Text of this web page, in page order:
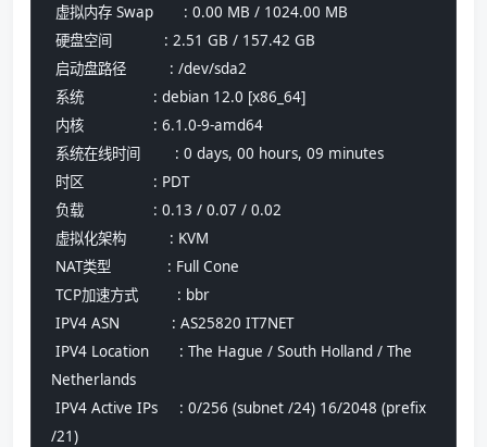
虚拟内存 Swap       : 0.00 MB / 1024.00 MB
硬盘空间            : 2.51 GB / 157.42 GB
启动盘路径          : /dev/sda2
系统                : debian 12.0 [x86_64]
内核                : 6.1.0-9-amd64
系统在线时间        : 0 days, 00 hours, 09 minutes
时区                : PDT
负载                : 0.13 / 0.07 / 0.02
虚拟化架构          : KVM
NAT类型             : Full Cone
TCP加速方式         : bbr
IPV4 ASN            : AS25820 IT7NET
Netherlands
/21)